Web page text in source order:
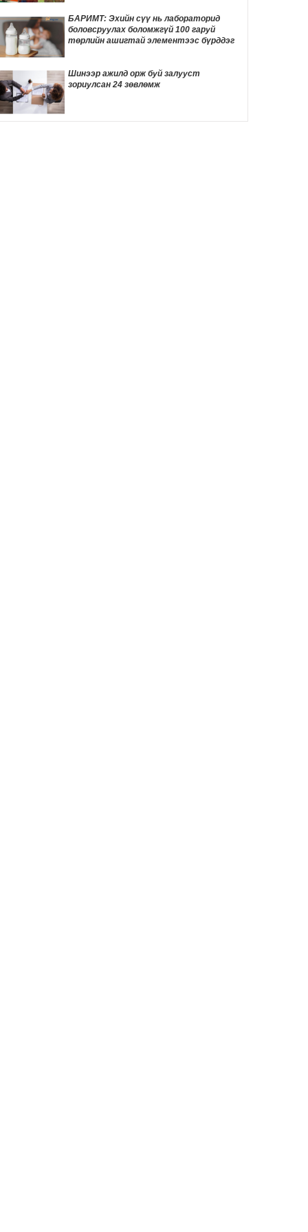
9 цаг 45 мин
ДҮН ШИНЖИЛГЭЭ: Америк- Хятадын
эмзэг харилцаа
9 цаг 56 мин
Д.Трамп төрөлхийн иргэншлийг дахин
хязгаарлахыг оролдлоо
БАРИМТ: Эхийн сүү нь лабораторид
боловсруулах боломжгүй 100 гаруй
төрлийн ашигтай элементээс бүрддэг
Шинээр ажилд орж буй залууст
зориулсан 24 зөвлөмж